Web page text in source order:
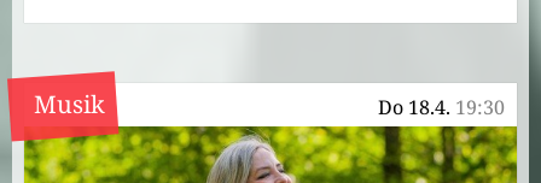
Do 18.4. 19:30
Musik